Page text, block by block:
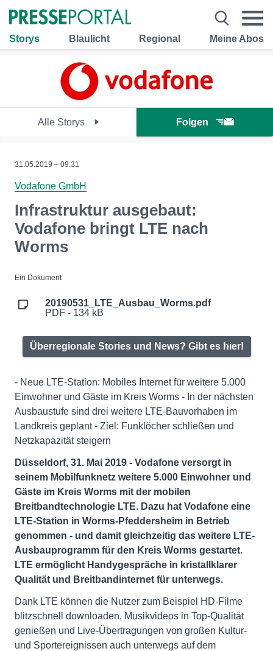
Storys Blaulicht Regional Meine Abos
Alle Storys Folgen
31.05.2019 – 09:31
Vodafone GmbH
Infrastruktur ausgebaut:
Vodafone bringt LTE nach
Worms
Ein Dokument
20190531_LTE_Ausbau_Worms.pdf
PDF - 134 kB
Überregionale Stories und News? Gibt es hier!
- Neue LTE-Station: Mobiles Internet für weitere 5.000
Einwohner und Gäste im Kreis Worms - In der nächsten
Ausbaustufe sind drei weitere LTE-Bauvorhaben im
Landkreis geplant - Ziel: Funklöcher schließen und
Netzkapazität steigern
Düsseldorf, 31. Mai 2019 - Vodafone versorgt in
seinem Mobilfunknetz weitere 5.000 Einwohner und
Gäste im Kreis Worms mit der mobilen
Breitbandtechnologie LTE. Dazu hat Vodafone eine
LTE-Station in Worms-Pfeddersheim in Betrieb
genommen - und damit gleichzeitig das weitere LTE-
Ausbauprogramm für den Kreis Worms gestartet.
LTE ermöglicht Handygespräche in kristallklarer
Qualität und Breitbandinternet für unterwegs.
Dank LTE können die Nutzer zum Beispiel HD-Filme
blitzschnell downloaden, Musikvideos in Top-Qualität
genießen und Live-Übertragungen von großen Kultur-
und Sportereignissen auch unterwegs auf dem